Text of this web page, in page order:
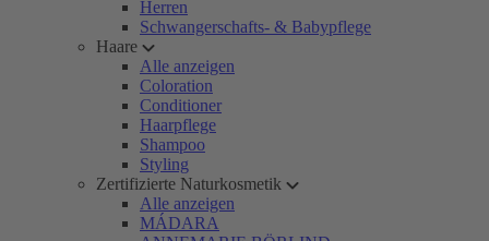
Herren
Schwangerschafts- & Babypflege
Haare
Alle anzeigen
Coloration
Conditioner
Haarpflege
Shampoo
Styling
Zertifizierte Naturkosmetik
Alle anzeigen
MÁDARA